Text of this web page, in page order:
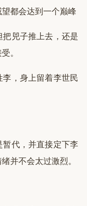
都会达到一个巅峰
兕子推上去，还是
。
，身上留着李世民
代，并直接定下李
并不会太过激烈。